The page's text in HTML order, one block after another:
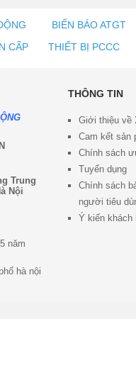
BIỂN BÁO ATGT
CẤP THIẾT BỊ PCCC
Trung
Nội
năm
hà nội
THÔNG TIN
Giới thiệu về
Cam kết sản
Chính sách
Tuyển dụng
Chính sách
người tiêu
Ý kiến khách